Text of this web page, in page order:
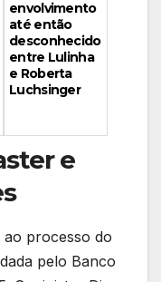
envolvimento
até então
desconhecido
entre Lulinha
e Roberta
Luchsinger
e
ao processo do
pelo Banco